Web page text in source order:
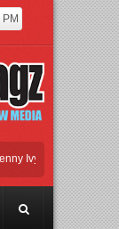
Ivylen: 26 Tahun Jaga
dan Riset